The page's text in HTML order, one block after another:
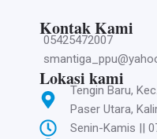
Kontak Kami
05425472007
Lokasi kami
Tengin Baru,
Paser Utara,
Senin-Kamis ||